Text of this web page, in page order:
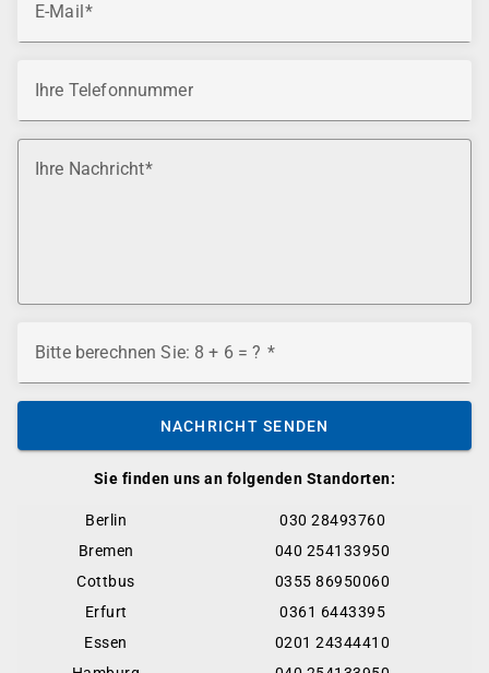
Sie finden uns an folgenden Standorten:
Berlin
030 28493760
Bremen
040 254133950
Cottbus
0355 86950060
Erfurt
0361 6443395
Essen
0201 24344410
E-Mail
Ihre Telefonnummer
Ihre Nachricht
Bitte berechnen Sie: 8 + 6 = ?
NACHRICHT SENDEN